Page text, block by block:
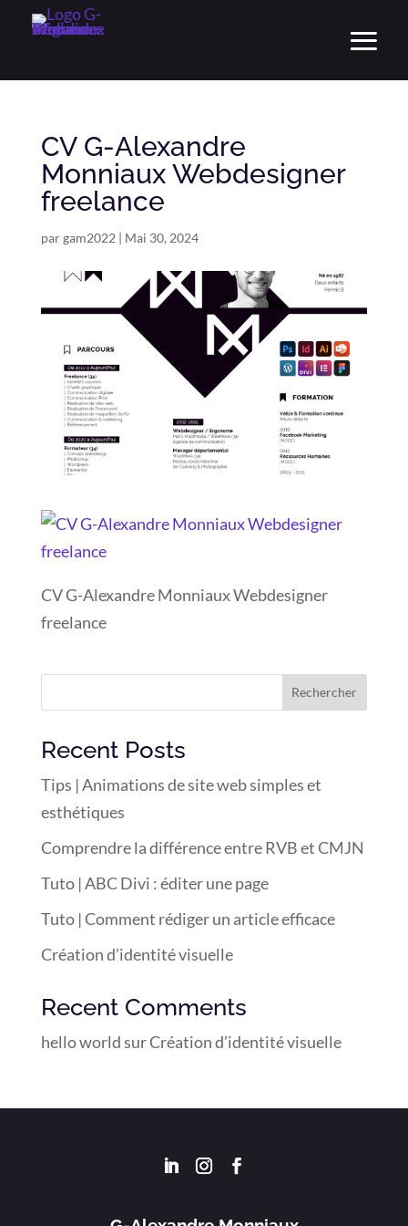
CV G-Alexandre
Monniaux Webdesigner
freelance
pargam2022 | Mai 30, 2024
CV G-Alexandre Monniaux Webdesigner
freelance
Rechercher
Recent Posts
Tips | Animations de site web simples et
esthétiques
Comprendre la différence entre RVB et CMJN
Tuto | ABC Divi : éditer une page
Tuto | Comment rédiger un article efficace
Création d’identité visuelle
Recent Comments
hello worldsurCréation d’identité visuelle